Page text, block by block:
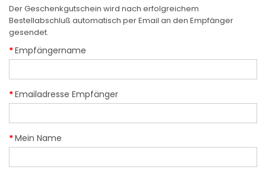
Der Geschenkgutschein wird nach erfolgreichem
Bestellabschluß automatisch per Email an den Empfänger
gesendet.
Empfängername
Emailadresse Empfänger
Mein Name